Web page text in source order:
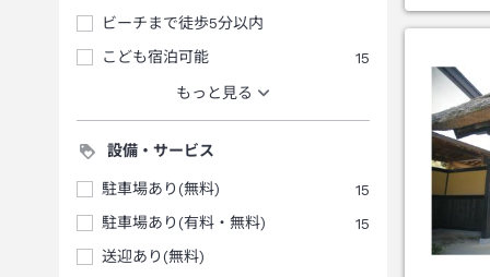
ビーチまで徒歩5分以内
こども宿泊可能
15
もっと見る
設備・サービス
駐車場あり(無料)
15
駐車場あり(有料・無料)
15
送迎あり(無料)